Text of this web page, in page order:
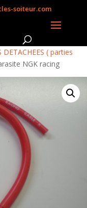
soiteur.com
DETACHEES ( parties
NGK racing